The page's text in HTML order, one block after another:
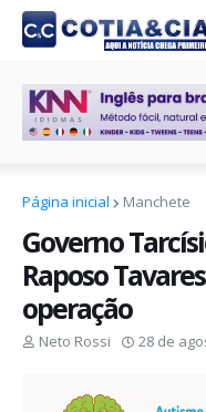
Página inicial Manchete
Governo
Raposo
operação
Neto Rossi 28 de